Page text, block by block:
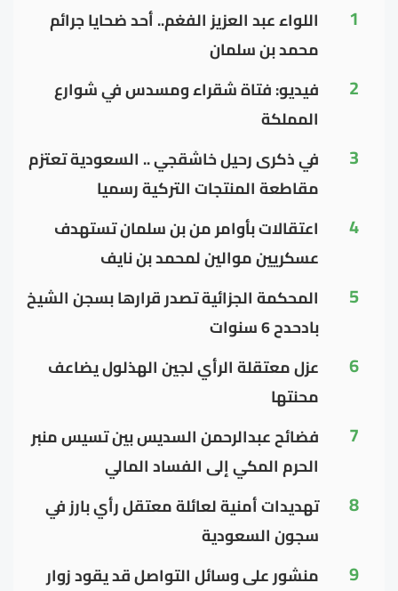
1
اللواء عبد العزيز الفغم.. أحد ضحايا جرائم
محمد بن سلمان
2
فيديو: فتاة شقراء ومسدس في شوارع
المملكة
3
في ذكرى رحيل خاشقجي .. السعودية تعتزم
مقاطعة المنتجات التركية رسميا
4
اعتقالات بأوامر من بن سلمان تستهدف
عسكريين موالين لمحمد بن نايف
5
المحكمة الجزائية تصدر قرارها بسجن الشيخ
بادحدح 6 سنوات
6
عزل معتقلة الرأي لجين الهذلول يضاعف
محنتها
7
فضائح عبدالرحمن السديس بين تسيس منبر
الحرم المكي إلى الفساد المالي
8
تهديدات أمنية لعائلة معتقل رأي بارز في
سجون السعودية
9
منشور على وسائل التواصل قد يقود زوار